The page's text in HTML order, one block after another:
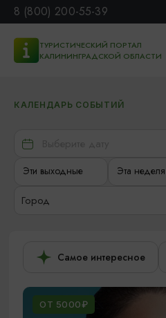
8 (800) 200-55-39
ТУРИСТИЧЕСКИЙ ПОРТАЛ
КАЛИНИНГРАДСКОЙ ОБЛАСТИ
КАЛЕНДАРЬ СОБЫТИЙ
Эти выходные Эта неделя
Город
Самое интересное
ОТ 5000₽